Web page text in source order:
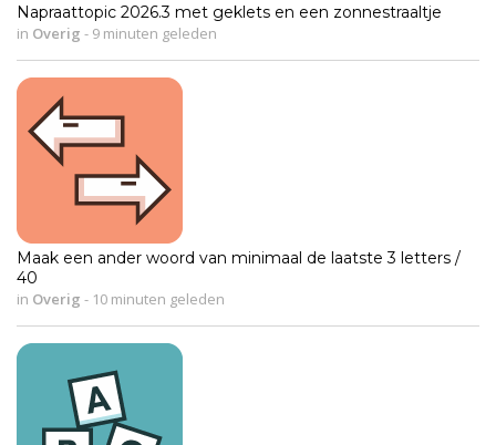
Napraattopic 2026.3 met geklets en een zonnestraaltje
in Overig - 9 minuten geleden
Maak een ander woord van minimaal de laatste 3 letters /
40
in Overig - 10 minuten geleden